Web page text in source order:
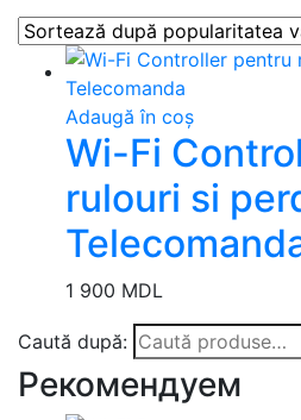
Adaugă în coș
Wi-Fi
rulouri si
1 900 MDL
Caută după:
Рекомендуем